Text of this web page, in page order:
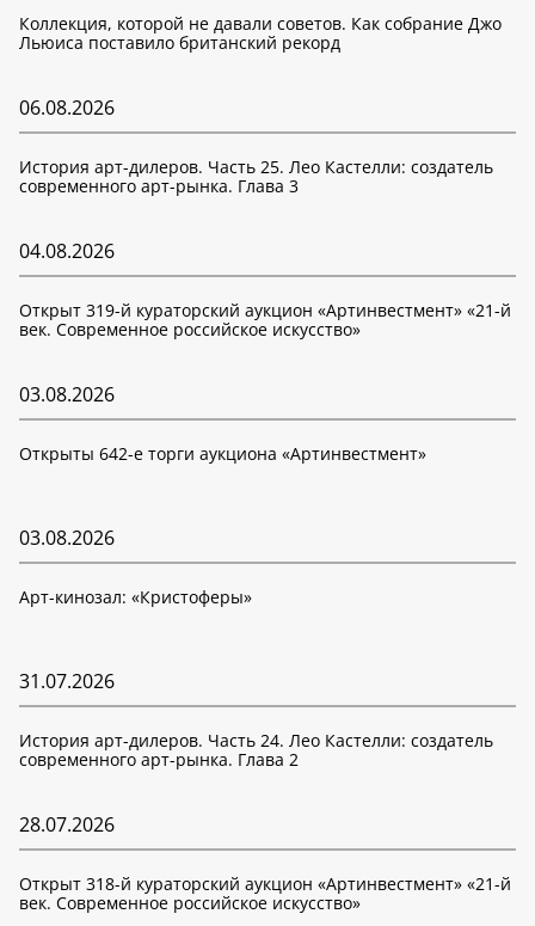
Коллекция, которой не давали советов. Как собрание Джо
Льюиса поставило британский рекорд
06.08.2026
История арт-дилеров. Часть 25. Лео Кастелли: создатель
современного арт-рынка. Глава 3
04.08.2026
Открыт 319-й кураторский аукцион «Артинвестмент» «21-й
век. Современное российское искусство»
03.08.2026
Открыты 642-е торги аукциона «Артинвестмент»
03.08.2026
Арт-кинозал: «Кристоферы»
31.07.2026
История арт-дилеров. Часть 24. Лео Кастелли: создатель
современного арт-рынка. Глава 2
28.07.2026
Открыт 318-й кураторский аукцион «Артинвестмент» «21-й
век. Современное российское искусство»